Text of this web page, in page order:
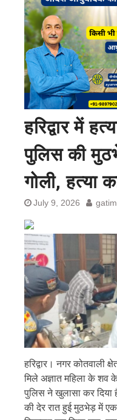
हरिद्वार में
पुलिस की
गोली, हत्या
July 9, 2026
हरिद्वार। नगर कोतवाली
मिले अज्ञात महिला के शव
पुलिस ने खुलासा कर दिया
की देर रात हुई मुठभेड़ में